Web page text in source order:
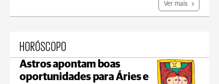
Ver mais
HORÓSCOPO
Astros apontam boas
oportunidades para Áries e